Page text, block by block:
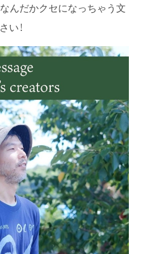
んだかクセになっちゃう文
い！